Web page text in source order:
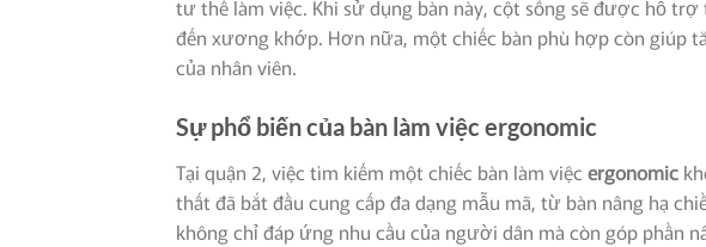
tư thế làm việc. Khi sử dụng bàn này, cột sống sẽ được hỗ
đến xương khớp. Hơn nữa, một chiếc bàn phù hợp còn giúp
của nhân viên.
Sự phổ biến của bàn làm việc ergonomic
Tại quận 2, việc tìm kiếm một chiếc bàn làm việc ergonomic
thất đã bắt đầu cung cấp đa dạng mẫu mã, từ bàn nâng hạ
không chỉ đáp ứng nhu cầu của người dân mà còn góp phần